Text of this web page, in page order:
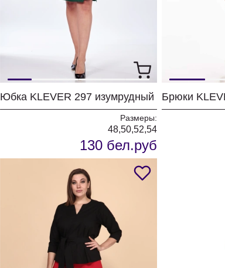
Юбка KLEVER 297 изумрудный
Размеры:
48,50,52,54
130 бел.руб
Брюки